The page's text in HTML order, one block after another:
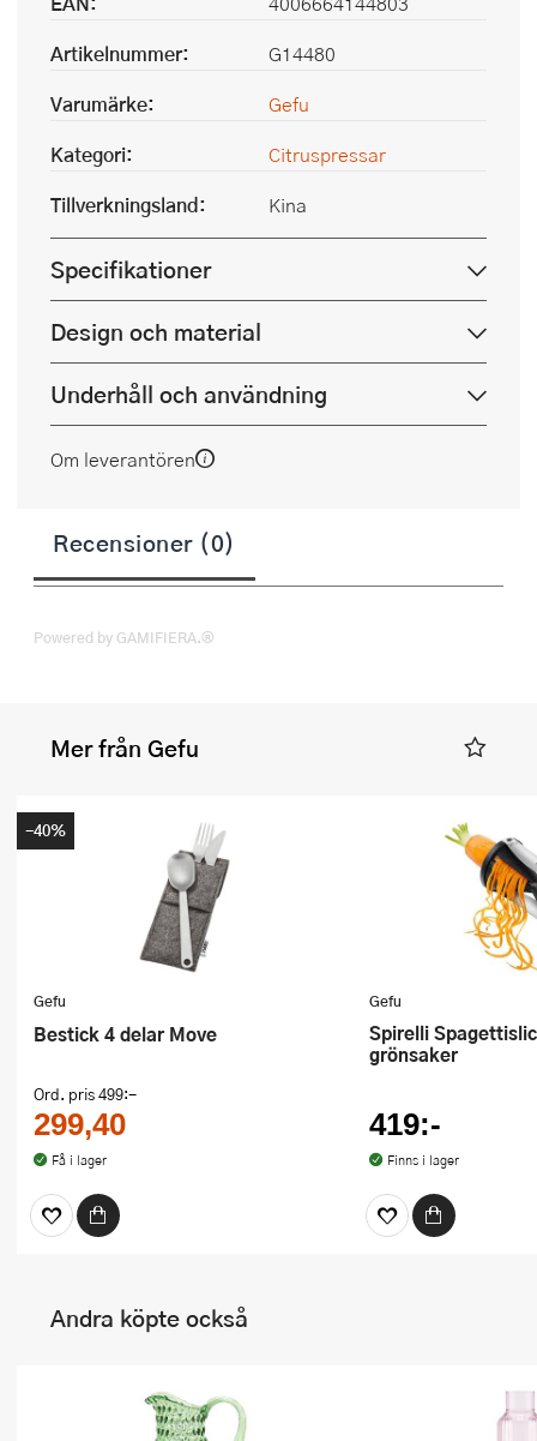
Artikelnummer:
G14480
Varumärke:
Gefu
Kategori:
Citruspressar
Tillverkningsland:
Kina
Specifikationer
Design och material
Underhåll och användning
Om leverantören
Recensioner (0)
Powered by GAMIFIERA.®
Mer från Gefu
Gefu
Bestick 4 delar Move
Ord. pris499:-
299,40
Få i lager
-40%
Gefu
Spirelli Spagettislicer för
grönsaker
419:-
Finns i lager
Andra köpte också